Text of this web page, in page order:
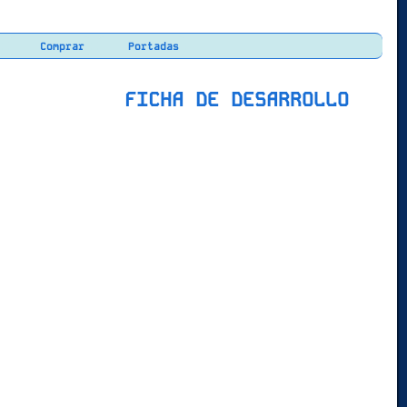
Comprar Portadas
FICHA DE DESARROLLO